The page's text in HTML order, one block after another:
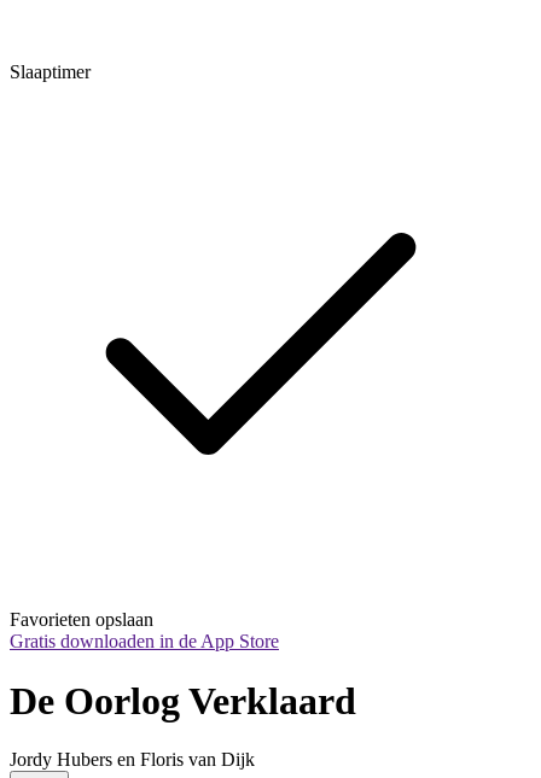
Slaaptimer
Favorieten opslaan
Gratis downloaden in de App Store
De Oorlog Verklaard
Jordy Hubers en Floris van Dijk